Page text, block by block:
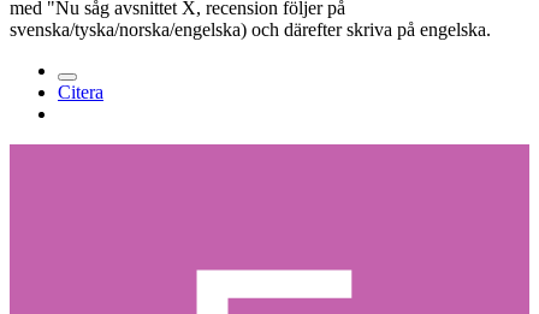
med "Nu såg avsnittet X, recension följer på
svenska/tyska/norska/engelska) och därefter skriva på engelska.
Citera